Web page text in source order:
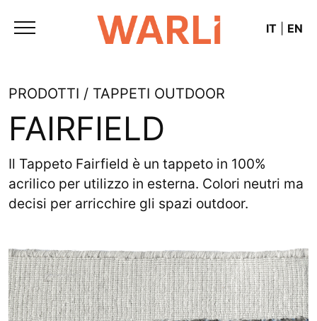
IT EN
PRODOTTI / TAPPETI OUTDOOR
FAIRFIELD
Il Tappeto Fairfield è un tappeto in 100%
acrilico per utilizzo in esterna. Colori neutri ma
decisi per arricchire gli spazi outdoor.